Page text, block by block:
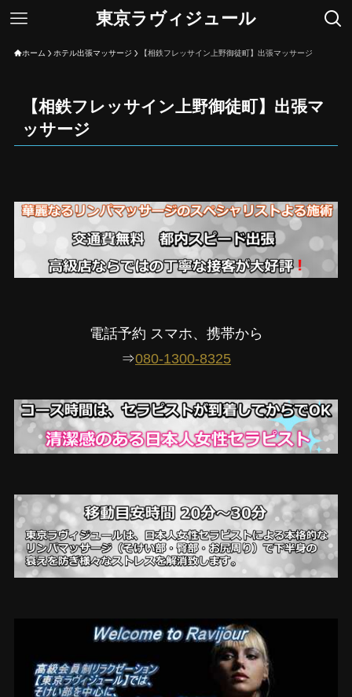
東京ラヴィジュール
ホーム ホテル出張マッサージ 【相鉄フレッサイン上野御徒町】出張マッサージ
【相鉄フレッサイン上野御徒町】出張マ
ッサージ
電話予約 スマホ、携帯から
⇒080-1300-8325